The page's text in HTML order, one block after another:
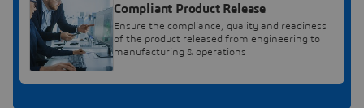
Compliant Product Release
Ensure the compliance, quality and readiness
of the product released from engineering to
manufacturing & operations